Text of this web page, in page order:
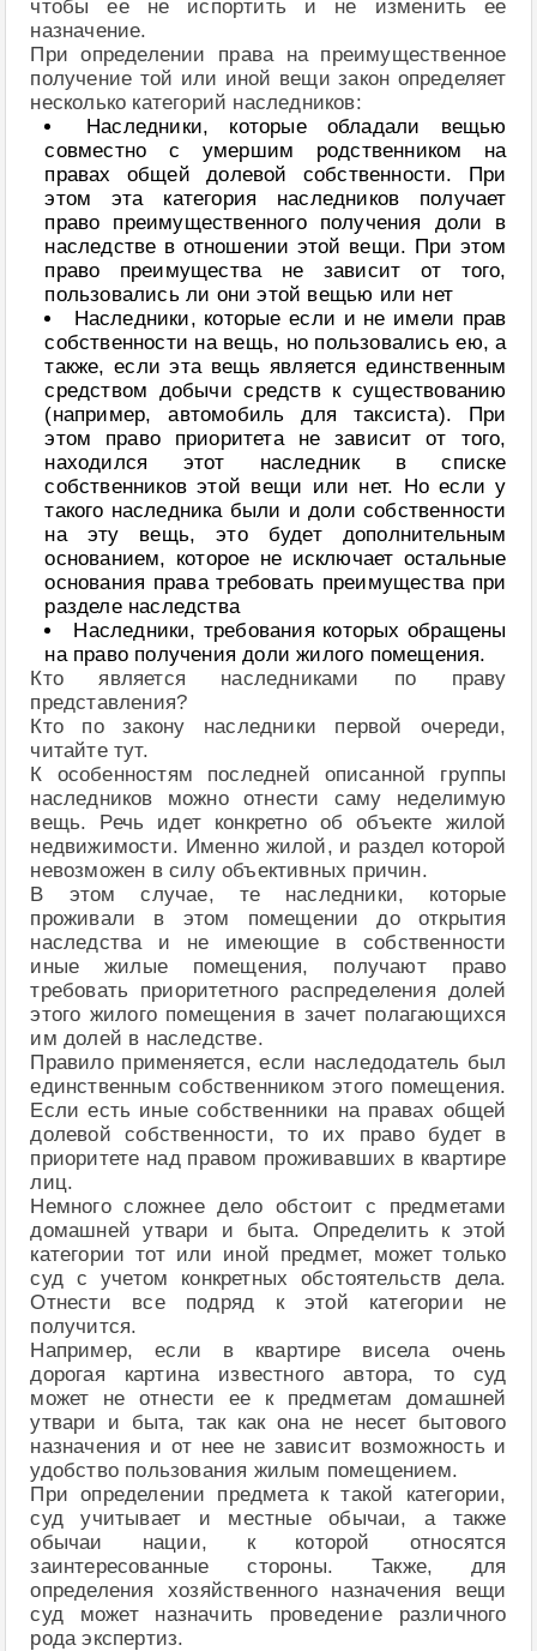
чтобы ее не испортить и не изменить ее
назначение.
При определении права на преимущественное
получение той или иной вещи закон определяет
несколько категорий наследников:
Наследники, которые обладали вещью
совместно с умершим родственником на
правах общей долевой собственности. При
этом эта категория наследников получает
право преимущественного получения доли в
наследстве в отношении этой вещи. При этом
право преимущества не зависит от того,
пользовались ли они этой вещью или нет
Наследники, которые если и не имели прав
собственности на вещь, но пользовались ею, а
также, если эта вещь является единственным
средством добычи средств к существованию
(например, автомобиль для таксиста). При
этом право приоритета не зависит от того,
находился этот наследник в списке
собственников этой вещи или нет. Но если у
такого наследника были и доли собственности
на эту вещь, это будет дополнительным
основанием, которое не исключает остальные
основания права требовать преимущества при
разделе наследства
Наследники, требования которых обращены
на право получения доли жилого помещения.
Кто является наследниками по праву
представления?
Кто по закону наследники первой очереди,
читайте тут.
К особенностям последней описанной группы
наследников можно отнести саму неделимую
вещь. Речь идет конкретно об объекте жилой
недвижимости. Именно жилой, и раздел которой
невозможен в силу объективных причин.
В этом случае, те наследники, которые
проживали в этом помещении до открытия
наследства и не имеющие в собственности
иные жилые помещения, получают право
требовать приоритетного распределения долей
этого жилого помещения в зачет полагающихся
им долей в наследстве.
Правило применяется, если наследодатель был
единственным собственником этого помещения.
Если есть иные собственники на правах общей
долевой собственности, то их право будет в
приоритете над правом проживавших в квартире
лиц.
Немного сложнее дело обстоит с предметами
домашней утвари и быта. Определить к этой
категории тот или иной предмет, может только
суд с учетом конкретных обстоятельств дела.
Отнести все подряд к этой категории не
получится.
Например, если в квартире висела очень
дорогая картина известного автора, то суд
может не отнести ее к предметам домашней
утвари и быта, так как она не несет бытового
назначения и от нее не зависит возможность и
удобство пользования жилым помещением.
При определении предмета к такой категории,
суд учитывает и местные обычаи, а также
обычаи нации, к которой относятся
заинтересованные стороны. Также, для
определения хозяйственного назначения вещи
суд может назначить проведение различного
рода экспертиз.